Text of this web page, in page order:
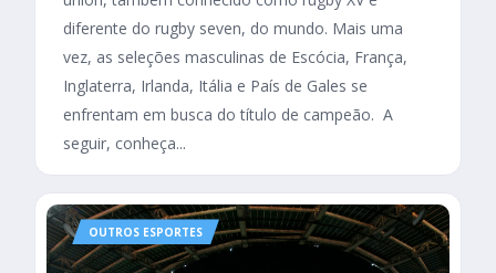
diferente do rugby seven, do mundo. Mais uma
vez, as seleções masculinas de Escócia, França,
Inglaterra, Irlanda, Itália e País de Gales se
enfrentam em busca do título de campeão. A
seguir, conheça...
OUTROS ESPORTES